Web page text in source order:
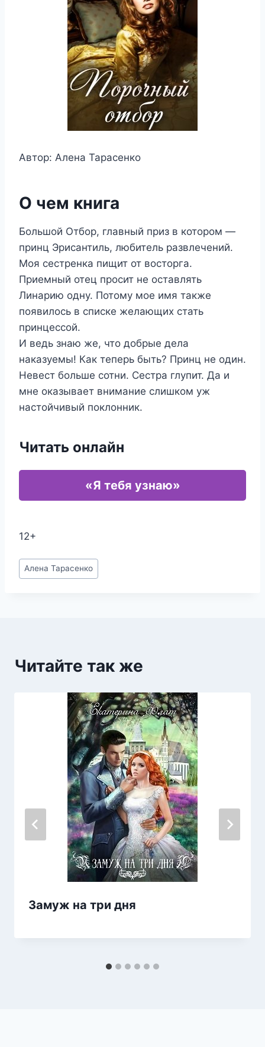
Автор: Алена Тарасенко
О чем книга
Большой Отбор, главный приз в котором —
принц Эрисантиль, любитель развлечений.
Моя сестренка пищит от восторга.
Приемный отец просит не оставлять
Линарию одну. Потому мое имя также
появилось в списке желающих стать
принцессой.
И ведь знаю же, что добрые дела
наказуемы! Как теперь быть? Принц не один.
Невест больше сотни. Сестра глупит. Да и
мне оказывает внимание слишком уж
настойчивый поклонник.
Читать онлайн
«Я тебя узнаю»
12+
Метки
записи:
Алена Тарасенко
Читайте так же
Замуж на три дня